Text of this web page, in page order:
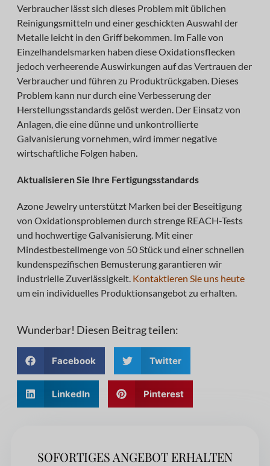
Verbraucher lässt sich dieses Problem mit üblichen
Reinigungsmitteln und einer geschickten Auswahl der
Metalle leicht in den Griff bekommen. Im Falle von
Einzelhandelsmarken haben diese Oxidationsflecken
jedoch verheerende Auswirkungen auf das Vertrauen der
Verbraucher und führen zu Produktrückgaben. Dieses
Problem kann nur durch eine Verbesserung der
Herstellungsstandards gelöst werden. Der Einsatz von
Anlagen, die eine dünne und unkontrollierte
Galvanisierung vornehmen, wird immer negative
wirtschaftliche Folgen haben.
Aktualisieren Sie Ihre Fertigungsstandards
Azone Jewelry unterstützt Marken bei der Beseitigung
von Oxidationsproblemen durch strenge REACH-Tests
und hochwertige Galvanisierung. Mit einer
Mindestbestellmenge von 50 Stück und einer schnellen
kundenspezifischen Bemusterung garantieren wir
industrielle Zuverlässigkeit. Kontaktieren Sie uns heute
um ein individuelles Produktionsangebot zu erhalten.
Wunderbar! Diesen Beitrag teilen:
Facebook Twitter
LinkedIn Pinterest
SOFORTIGES ANGEBOT ERHALTEN